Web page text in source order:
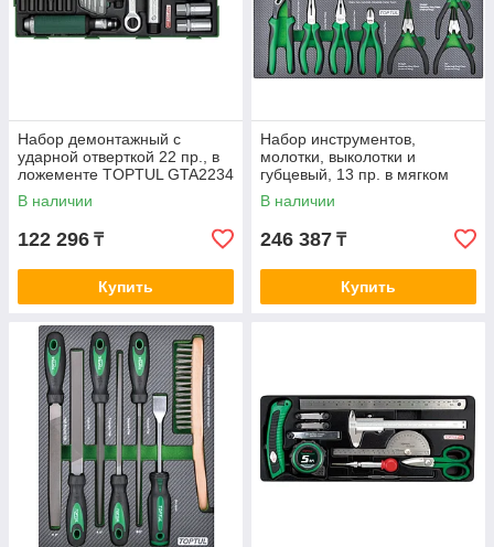
Набор демонтажный с
ударной отверткой 22 пр., в
ложементе TOPTUL GTA2234
В наличии
122 296 ₸
Купить
Набор инструментов,
молотки, выколотки и
губцевый, 13 пр. в мягком
ложементе TOPTUL
GED1353
В наличии
246 387 ₸
Купить